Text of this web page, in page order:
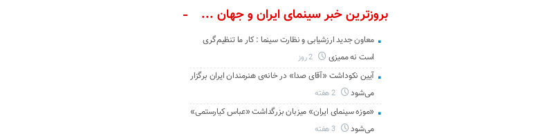
بروزترین خبر سینمای ایران و جهان ...
معاون جدید ارزشیابی و نظارت سینما : کار ما تنظیم‌گری
است نه ممیزی
آیین نکوداشت «آقای صدا» در خانه‌ی هنرمندان ایران برگزار
می‌شود
2 هفته
«موزه سینمای ایران» میزبان بزرگداشت «عباس کیارستمی»
می‌شود
3 هفته